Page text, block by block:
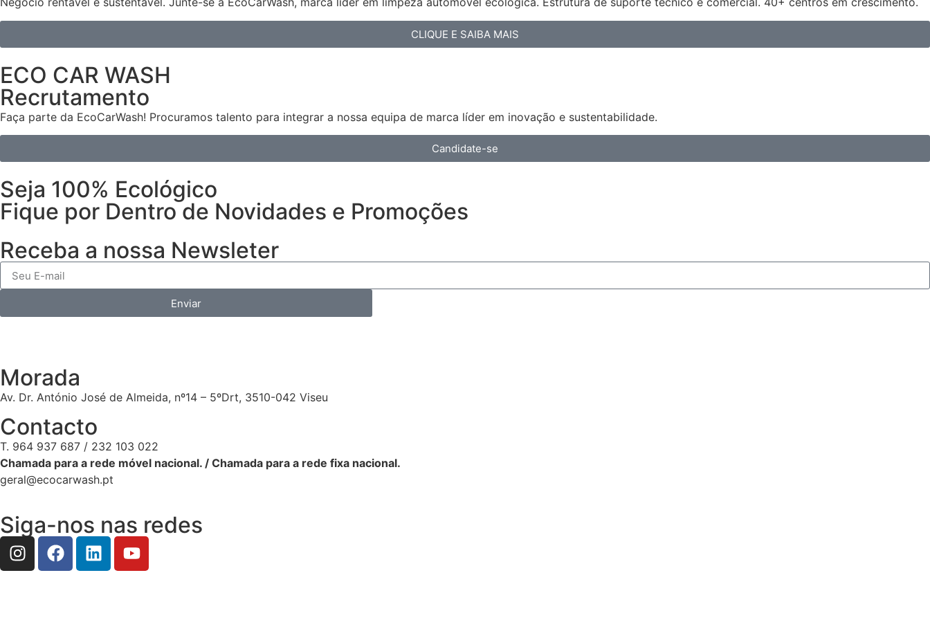
CLIQUE E SAIBA MAIS
ECO CAR WASH
Recrutamento
Faça parte da EcoCarWash! Procuramos talento para integrar a nossa equipa de marca líder em inovação e sustentabilidade.
Candidate-se
Seja 100% Ecológico
Fique por Dentro de Novidades e Promoções
Receba a nossa Newsleter
Enviar
Morada
Av. Dr. António José de Almeida, nº14 – 5ºDrt, 3510-042 Viseu
Contacto
T. 964 937 687 / 232 103 022
Chamada para a rede móvel nacional. / Chamada para a rede fixa nacional.
geral@ecocarwash.pt
Siga-nos nas redes